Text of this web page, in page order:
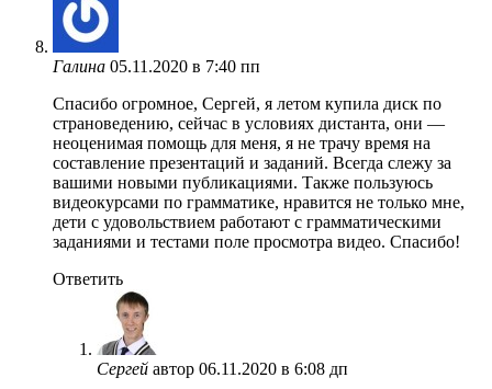
Галина 05.11.2020 в 7:40 пп
Спасибо огромное, Сергей, я летом купила диск по
страноведению, сейчас в условиях дистанта, они —
неоценимая помощь для меня, я не трачу время на
составление презентаций и заданий. Всегда слежу за
вашими новыми публикациями. Также пользуюсь
видеокурсами по грамматике, нравится не только мне,
дети с удовольствием работают с грамматическими
заданиями и тестами поле просмотра видео. Спасибо!
Ответить
Сергей автор 06.11.2020 в 6:08 дп